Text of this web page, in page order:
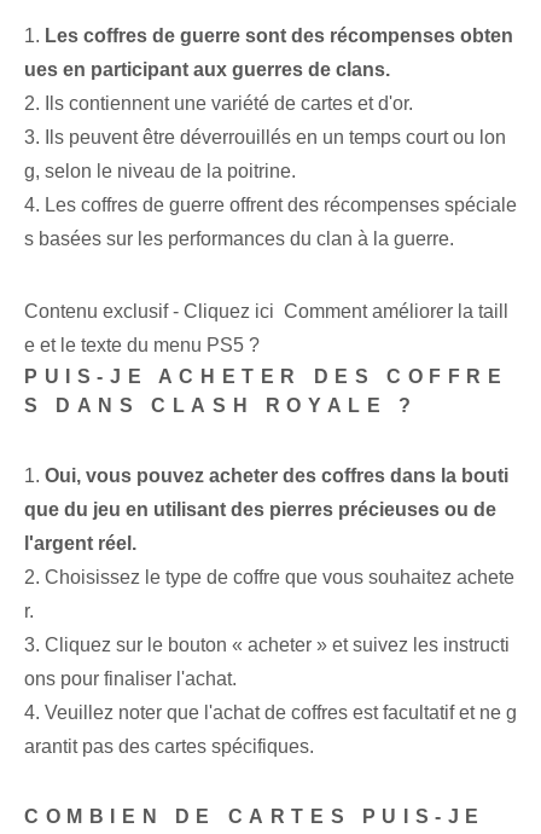
1. Les coffres de guerre sont des récompenses obten
ues en participant aux guerres de clans.
2. Ils contiennent une variété de cartes et d'or.
3. Ils peuvent être déverrouillés en un temps court ou lon
g, selon le niveau de la poitrine.
4. Les coffres de guerre offrent des récompenses spéciale
s basées sur les performances du clan à la guerre.
Contenu exclusif - Cliquez ici Comment améliorer la taill
e et le texte du menu PS5 ?
PUIS-JE ACHETER DES COFFRE
S DANS CLASH ROYALE ?
1. Oui, vous pouvez acheter des coffres dans la bouti
que du jeu en utilisant des pierres précieuses ou de
l'argent réel.
2. Choisissez le type de coffre que vous souhaitez achete
r.
3. Cliquez sur le bouton « acheter » et suivez les instructi
ons pour finaliser l'achat.
4. Veuillez noter que l'achat de coffres est facultatif et ne g
arantit pas des cartes spécifiques.
COMBIEN DE CARTES PUIS-JE